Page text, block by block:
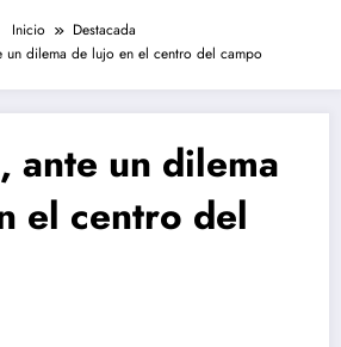
Inicio
Destacada
un dilema de lujo en el centro del campo
ante un dilema
el centro del